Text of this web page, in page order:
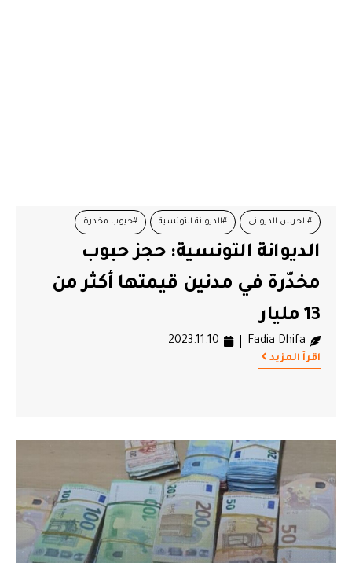
#الحرس الديواني #الديوانة التونسية #حبوب مخدرة
#مواد مخدرة
الديوانة التونسية: حجز حبوب
مخدّرة في مدنين قيمتها أكثر من
13 مليار
Fadia Dhifa
2023.11.10
اقرأ المزيد